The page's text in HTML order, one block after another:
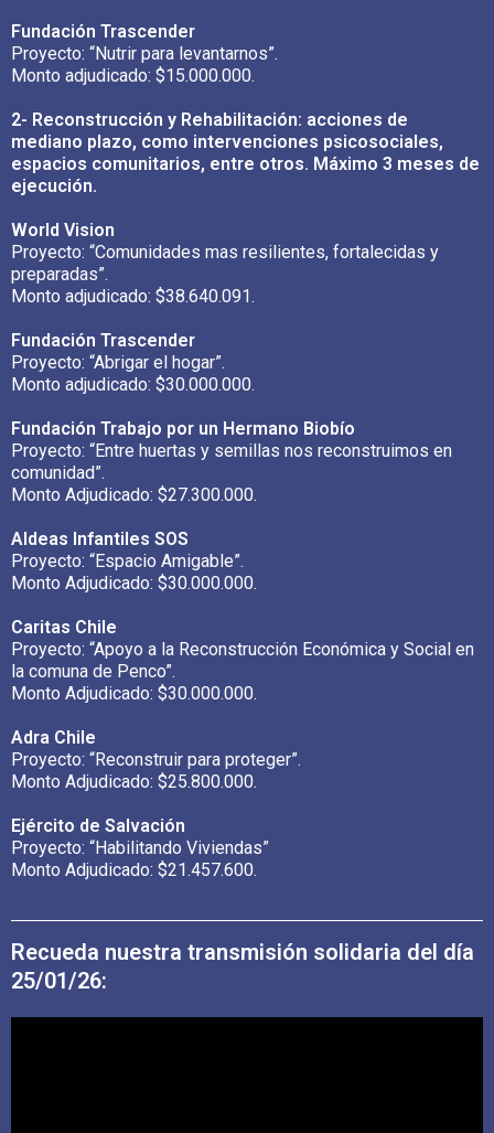
Fundación Trascender
Proyecto: “Nutrir para levantarnos”.
Monto adjudicado: $15.000.000.
2- Reconstrucción y Rehabilitación: acciones de
mediano plazo, como intervenciones psicosociales,
espacios comunitarios, entre otros. Máximo 3 meses de
ejecución.
World Vision
Proyecto: “Comunidades mas resilientes, fortalecidas y
preparadas”.
Monto adjudicado: $38.640.091.
Fundación Trascender
Proyecto: “Abrigar el hogar”.
Monto adjudicado: $30.000.000.
Fundación Trabajo por un Hermano Biobío
Proyecto: “Entre huertas y semillas nos reconstruimos en
comunidad”.
Monto Adjudicado: $27.300.000.
Aldeas Infantiles SOS
Proyecto: “Espacio Amigable”.
Monto Adjudicado: $30.000.000.
Caritas Chile
Proyecto: “Apoyo a la Reconstrucción Económica y Social en
la comuna de Penco”.
Monto Adjudicado: $30.000.000.
Adra Chile
Proyecto: “Reconstruir para proteger”.
Monto Adjudicado: $25.800.000.
Ejército de Salvación
Proyecto: “Habilitando Viviendas”
Monto Adjudicado: $21.457.600.
Recueda nuestra transmisión solidaria del día
25/01/26: